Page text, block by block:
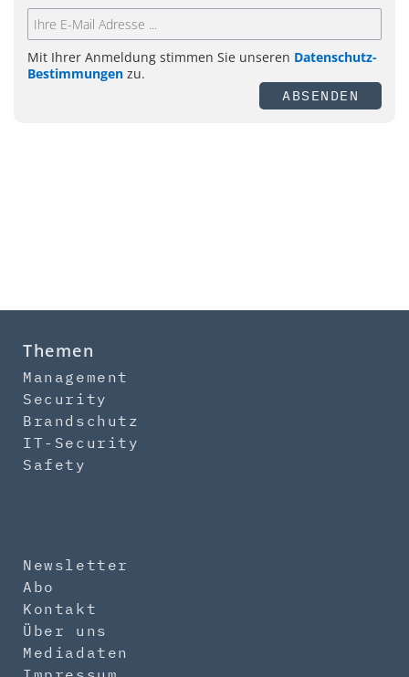
Mit Ihrer Anmeldung stimmen Sie unseren Datenschutz-
Bestimmungen zu.
ABSENDEN
Themen
Management
Security
Brandschutz
IT-Security
Safety
Newsletter
Abo
Kontakt
Über uns
Mediadaten